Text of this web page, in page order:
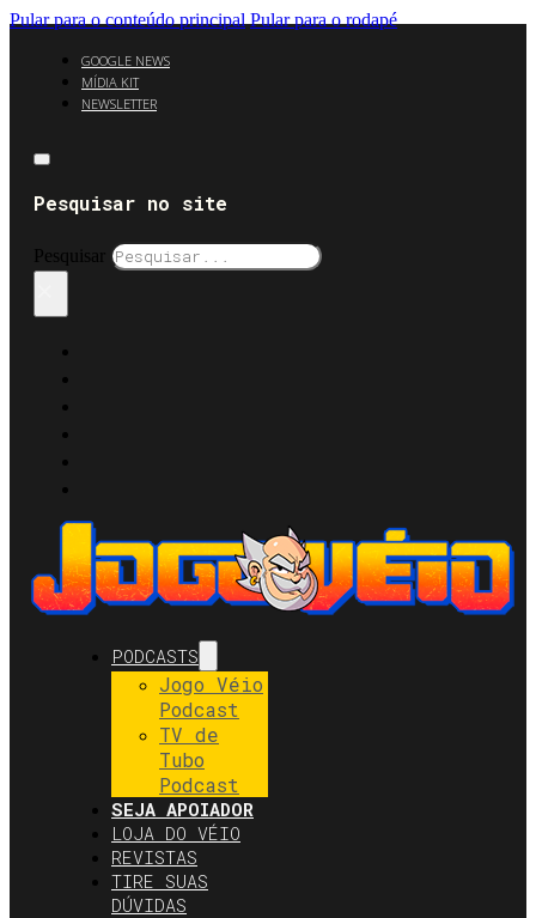
Pular para o conteúdo principal Pular para o rodapé
GOOGLE NEWS
MÍDIA KIT
NEWSLETTER
Pesquisar no site
Pesquisar
PODCASTS
Jogo Véio
Podcast
TV de
Tubo
Podcast
SEJA APOIADOR
LOJA DO VÉIO
REVISTAS
TIRE SUAS
DÚVIDAS